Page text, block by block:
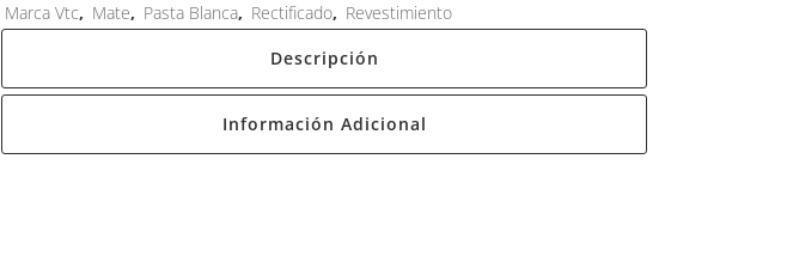
Marca Vtc, Mate, Pasta Blanca, Rectificado, Revestimiento
Descripción
Información Adicional